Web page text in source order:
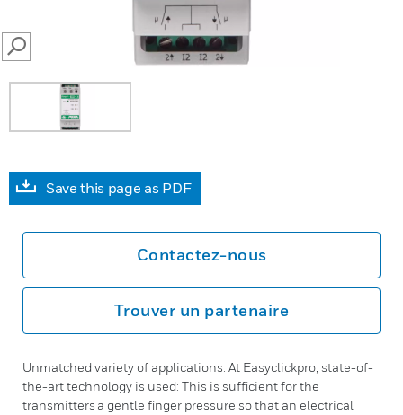
SEARCH
Save this page as PDF
Contactez-nous
Trouver un partenaire
Unmatched variety of applications. At Easyclickpro, state-of-
the-art technology is used: This is sufficient for the
transmitters a gentle finger pressure so that an electrical